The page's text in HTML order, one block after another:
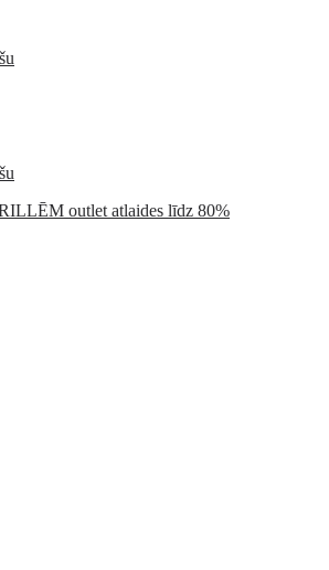
outlet atlaides līdz 80%